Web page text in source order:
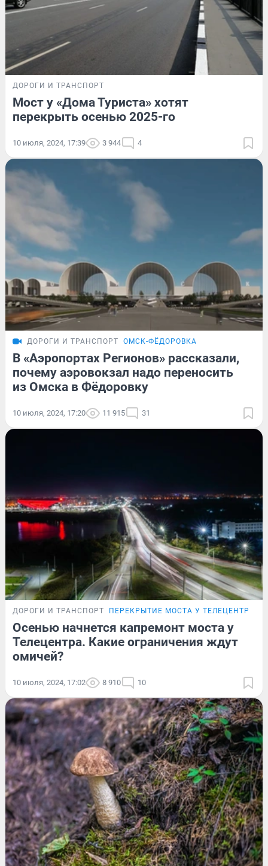
ДОРОГИ И ТРАНСПОРТ
Мост у «Дома Туриста» хотят
перекрыть осенью 2025-го
10 июля, 2024, 17:39 3 944 4
ДОРОГИ И ТРАНСПОРТ ОМСК-ФЁДОРОВКА
В «Аэропортах Регионов» рассказали,
почему аэровокзал надо переносить
из Омска в Фёдоровку
10 июля, 2024, 17:20 11 915 31
ДОРОГИ И ТРАНСПОРТ ПЕРЕКРЫТИЕ МОСТА У ТЕЛЕЦЕНТРА
Осенью начнется капремонт моста у
Телецентра. Какие ограничения ждут
омичей?
10 июля, 2024, 17:02 8 910 10